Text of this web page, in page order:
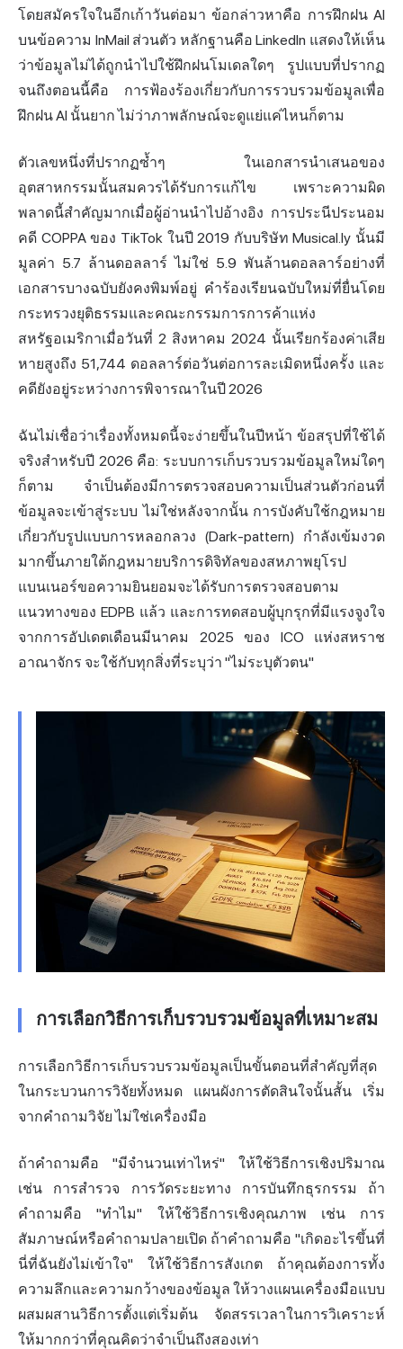
โดยสมัครใจในอีกเก้าวันต่อมา ข้อกล่าวหาคือ การฝึกฝน AI
บนข้อความ InMail ส่วนตัว หลักฐานคือ LinkedIn แสดงให้เห็น
ว่าข้อมูลไม่ได้ถูกนำไปใช้ฝึกฝนโมเดลใดๆ รูปแบบที่ปรากฏ
จนถึงตอนนี้คือ การฟ้องร้องเกี่ยวกับการรวบรวมข้อมูลเพื่อ
ฝึกฝน AI นั้นยาก ไม่ว่าภาพลักษณ์จะดูแย่แค่ไหนก็ตาม
ตัวเลขหนึ่งที่ปรากฏซ้ำๆ ในเอกสารนำเสนอของ
อุตสาหกรรมนั้นสมควรได้รับการแก้ไข เพราะความผิด
พลาดนี้สำคัญมากเมื่อผู้อ่านนำไปอ้างอิง การประนีประนอม
คดี COPPA ของ TikTok ในปี 2019 กับบริษัท Musical.ly นั้นมี
มูลค่า 5.7 ล้านดอลลาร์ ไม่ใช่ 5.9 พันล้านดอลลาร์อย่างที่
เอกสารบางฉบับยังคงพิมพ์อยู่ คำร้องเรียนฉบับใหม่ที่ยื่นโดย
กระทรวงยุติธรรมและคณะกรรมการการค้าแห่ง
สหรัฐอเมริกาเมื่อวันที่ 2 สิงหาคม 2024 นั้นเรียกร้องค่าเสีย
หายสูงถึง 51,744 ดอลลาร์ต่อวันต่อการละเมิดหนึ่งครั้ง และ
คดียังอยู่ระหว่างการพิจารณาในปี 2026
ฉันไม่เชื่อว่าเรื่องทั้งหมดนี้จะง่ายขึ้นในปีหน้า ข้อสรุปที่ใช้ได้
จริงสำหรับปี 2026 คือ: ระบบการเก็บรวบรวมข้อมูลใหม่ใดๆ
ก็ตาม จำเป็นต้องมีการตรวจสอบความเป็นส่วนตัวก่อนที่
ข้อมูลจะเข้าสู่ระบบ ไม่ใช่หลังจากนั้น การบังคับใช้กฎหมาย
เกี่ยวกับรูปแบบการหลอกลวง (Dark-pattern) กำลังเข้มงวด
มากขึ้นภายใต้กฎหมายบริการดิจิทัลของสหภาพยุโรป
แบนเนอร์ขอความยินยอมจะได้รับการตรวจสอบตาม
แนวทางของ EDPB แล้ว และการทดสอบผู้บุกรุกที่มีแรงจูงใจ
จากการอัปเดตเดือนมีนาคม 2025 ของ ICO แห่งสหราช
อาณาจักร จะใช้กับทุกสิ่งที่ระบุว่า "ไม่ระบุตัวตน"
การเลือกวิธีการเก็บรวบรวมข้อมูลที่เหมาะสม
การเลือกวิธีการเก็บรวบรวมข้อมูลเป็นขั้นตอนที่สำคัญที่สุด
ในกระบวนการวิจัยทั้งหมด แผนผังการตัดสินใจนั้นสั้น เริ่ม
จากคำถามวิจัย ไม่ใช่เครื่องมือ
ถ้าคำถามคือ "มีจำนวนเท่าไหร่" ให้ใช้วิธีการเชิงปริมาณ
เช่น การสำรวจ การวัดระยะทาง การบันทึกธุรกรรม ถ้า
คำถามคือ "ทำไม" ให้ใช้วิธีการเชิงคุณภาพ เช่น การ
สัมภาษณ์หรือคำถามปลายเปิด ถ้าคำถามคือ "เกิดอะไรขึ้นที่
นี่ที่ฉันยังไม่เข้าใจ" ให้ใช้วิธีการสังเกต ถ้าคุณต้องการทั้ง
ความลึกและความกว้างของข้อมูล ให้วางแผนเครื่องมือแบบ
ผสมผสานวิธีการตั้งแต่เริ่มต้น จัดสรรเวลาในการวิเคราะห์
ให้มากกว่าที่คุณคิดว่าจำเป็นถึงสองเท่า